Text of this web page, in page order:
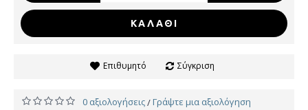
ΚΑΛΆΘΙ
Επιθυμητό Σύγκριση
0 αξιολογήσεις/Γράψτε μια αξιολόγηση